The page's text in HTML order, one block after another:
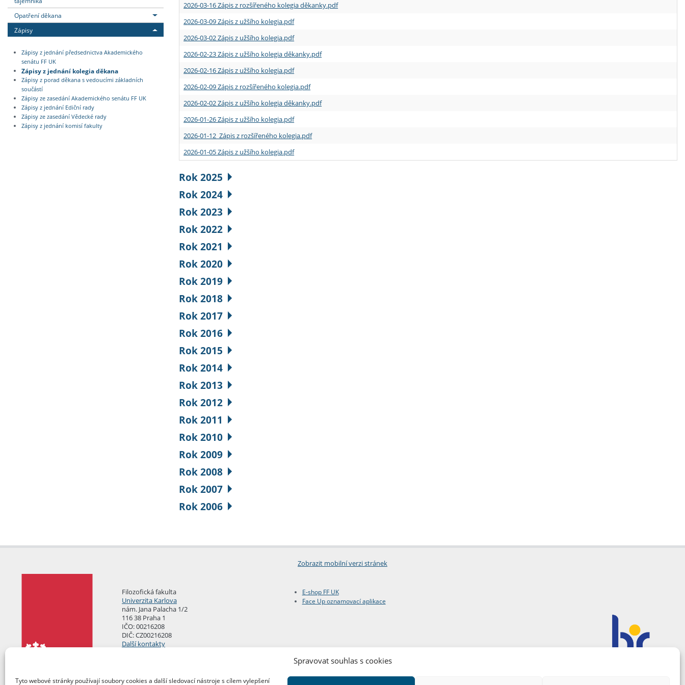
Spravovat souhlas s cookies
Tyto webové stránky používají soubory cookies a další sledovací nástroje s cílem vylepšení
Opatření děkana
Zápisy
Zápisy z jednání předsednictva Akademického
senátu FF UK
Zápisy z jednání kolegia děkana
Zápisy z porad děkana s vedoucími základních
součástí
Zápisy ze zasedání Akademického senátu FF UK
Zápisy z jednání Ediční rady
Zápisy ze zasedání Vědecké rady
Zápisy z jednání komisí fakulty
2026-03-16 Zápis z rozšířeného kolegia děkanky.pdf
2026-03-09 Zápis z užšího kolegia.pdf
2026-03-02 Zápis z užšího kolegia.pdf
2026-02-23 Zápis z užšího kolegia děkanky.pdf
2026-02-16 Zápis z užšího kolegia.pdf
2026-02-09 Zápis z rozšířeného kolegia.pdf
2026-02-02 Zápis z užšího kolegia děkanky.pdf
2026-01-26 Zápis z užšího kolegia.pdf
2026-01-12 Zápis z rozšířeného kolegia.pdf
2026-01-05 Zápis z užšího kolegia.pdf
Rok 2025
Rok 2024
Rok 2023
Rok 2022
Rok 2021
Rok 2020
Rok 2019
Rok 2018
Rok 2017
Rok 2016
Rok 2015
Rok 2014
Rok 2013
Rok 2012
Rok 2011
Rok 2010
Rok 2009
Rok 2008
Rok 2007
Rok 2006
Zobrazit mobilní verzi stránek
Filozofická fakulta
Univerzita Karlova
nám. Jana Palacha 1/2
116 38 Praha 1
IČO: 00216208
DIČ: CZ00216208
Další kontakty
E-shop FF UK
Face Up oznamovací aplikace